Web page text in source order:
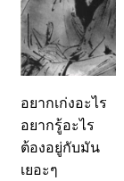
อยากเก่งอะไร
อยากรู้อะไร
ต้องอยู่กับมัน
เยอะๆ